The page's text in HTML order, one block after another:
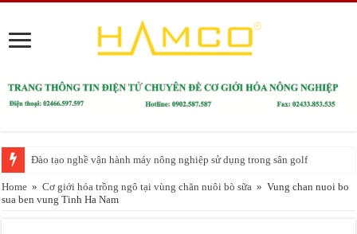
Đào tạo nghề vận hành máy nông nghiệp sử dụng trong sân golf
Home » Cơ giới hóa trồng ngô tại vùng chăn nuôi bò sữa » Vung chan nuoi bo
sua ben vung Tinh Ha Nam